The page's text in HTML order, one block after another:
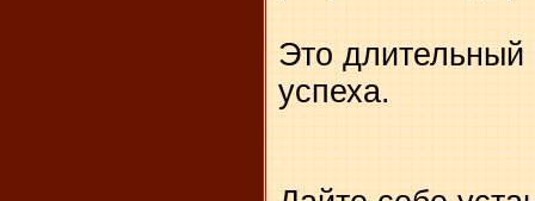
Это длительный
успеха.